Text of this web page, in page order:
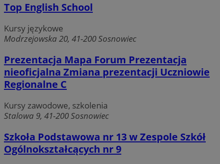
Top English School
Kursy językowe
Modrzejowska 20, 41-200 Sosnowiec
Prezentacja Mapa Forum Prezentacja
nieoficjalna Zmiana prezentacji Uczniowie
Regionalne C
Kursy zawodowe, szkolenia
Stalowa 9, 41-200 Sosnowiec
Szkoła Podstawowa nr 13 w Zespole Szkół
Ogólnokształcących nr 9